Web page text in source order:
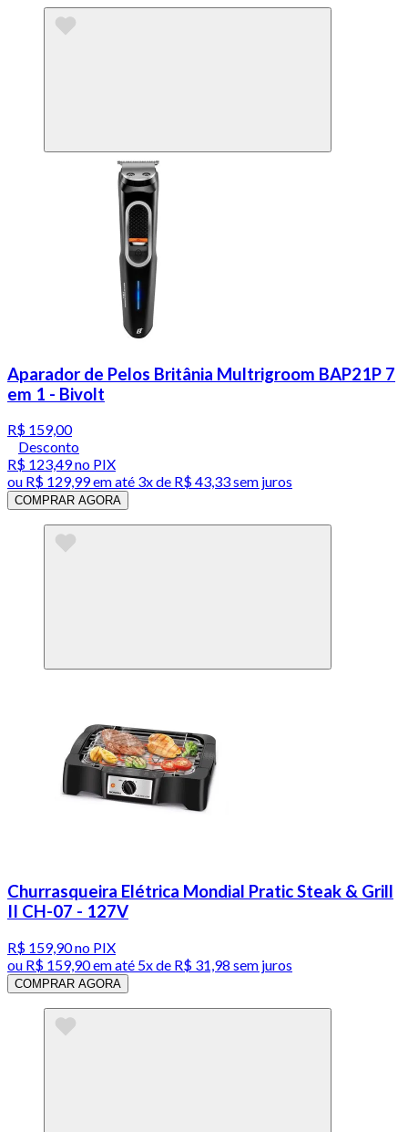
Aparador de Pelos Britânia Multrigroom BAP21P 7
em 1 - Bivolt
R$ 159,00
Desconto
R$ 123,49no PIX
ou R$ 129,99em até 3x de R$ 43,33 sem juros
COMPRAR AGORA
Churrasqueira Elétrica Mondial Pratic Steak & Grill
II CH-07 - 127V
R$ 159,90no PIX
ou R$ 159,90em até 5x de R$ 31,98 sem juros
COMPRAR AGORA